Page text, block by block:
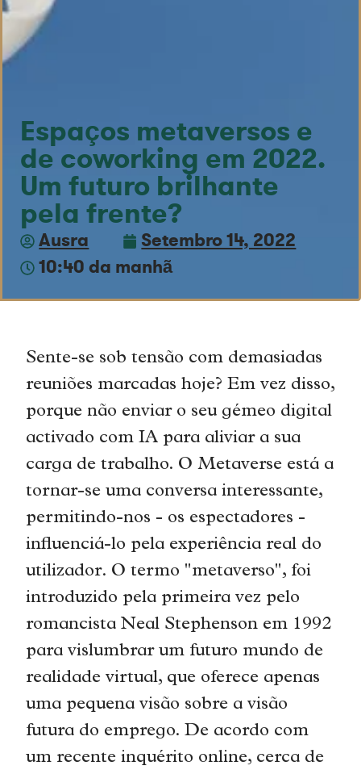
Espaços metaversos e
de coworking em 2022.
Um futuro brilhante
pela frente?
Ausra
Setembro 14, 2022
10:40 da manhã
Sente-se sob tensão com demasiadas
reuniões marcadas hoje? Em vez disso,
porque não enviar o seu gémeo digital
activado com IA para aliviar a sua
carga de trabalho. O Metaverse está a
tornar-se uma conversa interessante,
permitindo-nos - os espectadores -
influenciá-lo pela experiência real do
utilizador. O termo "metaverso", foi
introduzido pela primeira vez pelo
romancista Neal Stephenson em 1992
para vislumbrar um futuro mundo de
realidade virtual, que oferece apenas
uma pequena visão sobre a visão
futura do emprego. De acordo com
um recente inquérito online, cerca de